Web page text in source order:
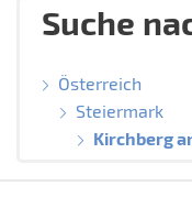
Suche
Österreich
Steiermark
Kirchberg